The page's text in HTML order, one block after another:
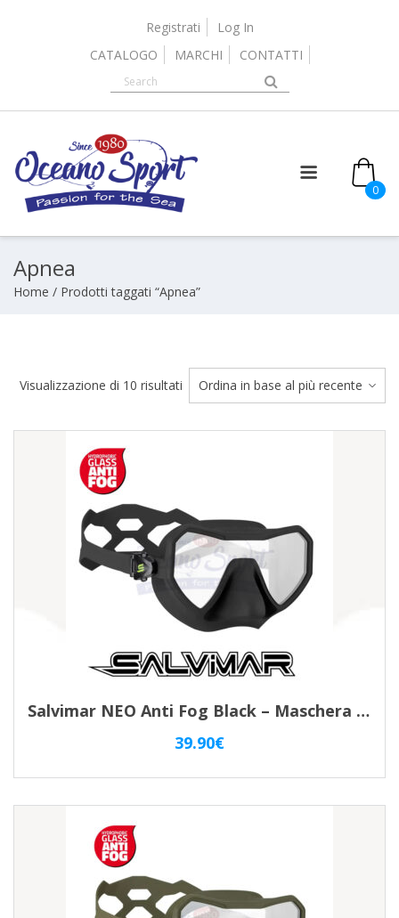
Registrati
Log In
CATALOGO
MARCHI CONTATTI
0
Apnea
Home / Prodotti taggati “Apnea”
Visualizzazione di 10 risultati Ordina
in
Salvimar NEO Anti Fog Black – Maschera Apnea Monolente
39.90€